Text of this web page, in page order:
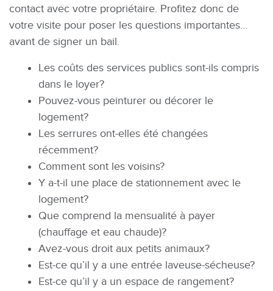
contact avec votre propriétaire. Profitez donc de
votre visite pour poser les questions importantes…
avant de signer un bail.
Les coûts des services publics sont-ils compris
dans le loyer?
Pouvez-vous peinturer ou décorer le
logement?
Les serrures ont-elles été changées
récemment?
Comment sont les voisins?
Y a-t-il une place de stationnement avec le
logement?
Que comprend la mensualité à payer
(chauffage et eau chaude)?
Avez-vous droit aux petits animaux?
Est-ce qu’il y a une entrée laveuse-sécheuse?
Est-ce qu’il y a un espace de rangement?